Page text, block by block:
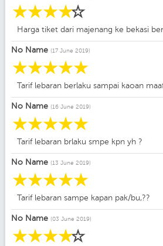
☆
☆
☆
☆
☆
Harga tiket dari majenang ke bekasi
No Name (17 June 2019)
☆
☆
☆
☆
☆
Tarif lebaran berlaku sampai kaoan
No Name (16 June 2019)
☆
☆
☆
☆
☆
Tarif lebaran brlaku smpe kpn yh ?
No Name (13 June 2019)
☆
☆
☆
☆
☆
Tarif lebaran sampe kapan pak/bu,??
No Name (03 June 2019)
☆
☆
☆
☆
☆